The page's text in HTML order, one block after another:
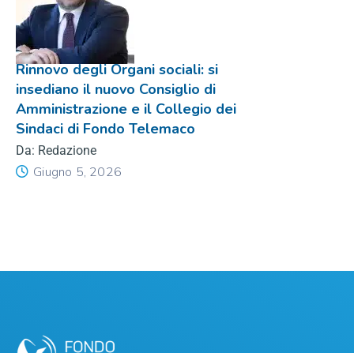
Rinnovo degli Organi sociali: si
insediano il nuovo Consiglio di
Amministrazione e il Collegio dei
Sindaci di Fondo Telemaco
Da: Redazione
Giugno 5, 2026